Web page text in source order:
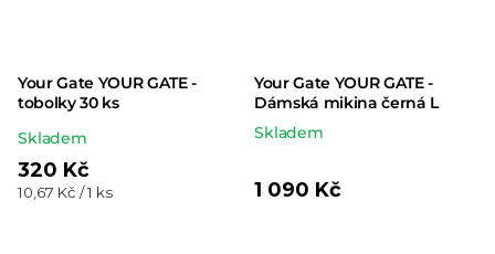
Your Gate YOUR GATE -
tobolky 30 ks
Průměrné
hodnocení
produktu
Skladem
320 Kč
Měrná
10,67 Kč / 1 ks
Your Gate YOUR GATE -
Dámská mikina černá L
Skladem
1 090 Kč